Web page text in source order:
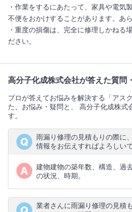
・作業をするにあたって、家具や電気
不便をおかけすることがあります。あ
・重度の損傷は、完全に修理しかねる
ださい。
高分子化成株式会社が答えた質問
プロが答えてお悩みを解決する「アス
た、お悩み・疑問と、 高分子化成株式
す。
雨漏り修理の見積もりの際に
情報をお伝えすればよろしい
建物建物の築年数、構造、過
の状況、時期。
業者さんに雨漏り修理の見積